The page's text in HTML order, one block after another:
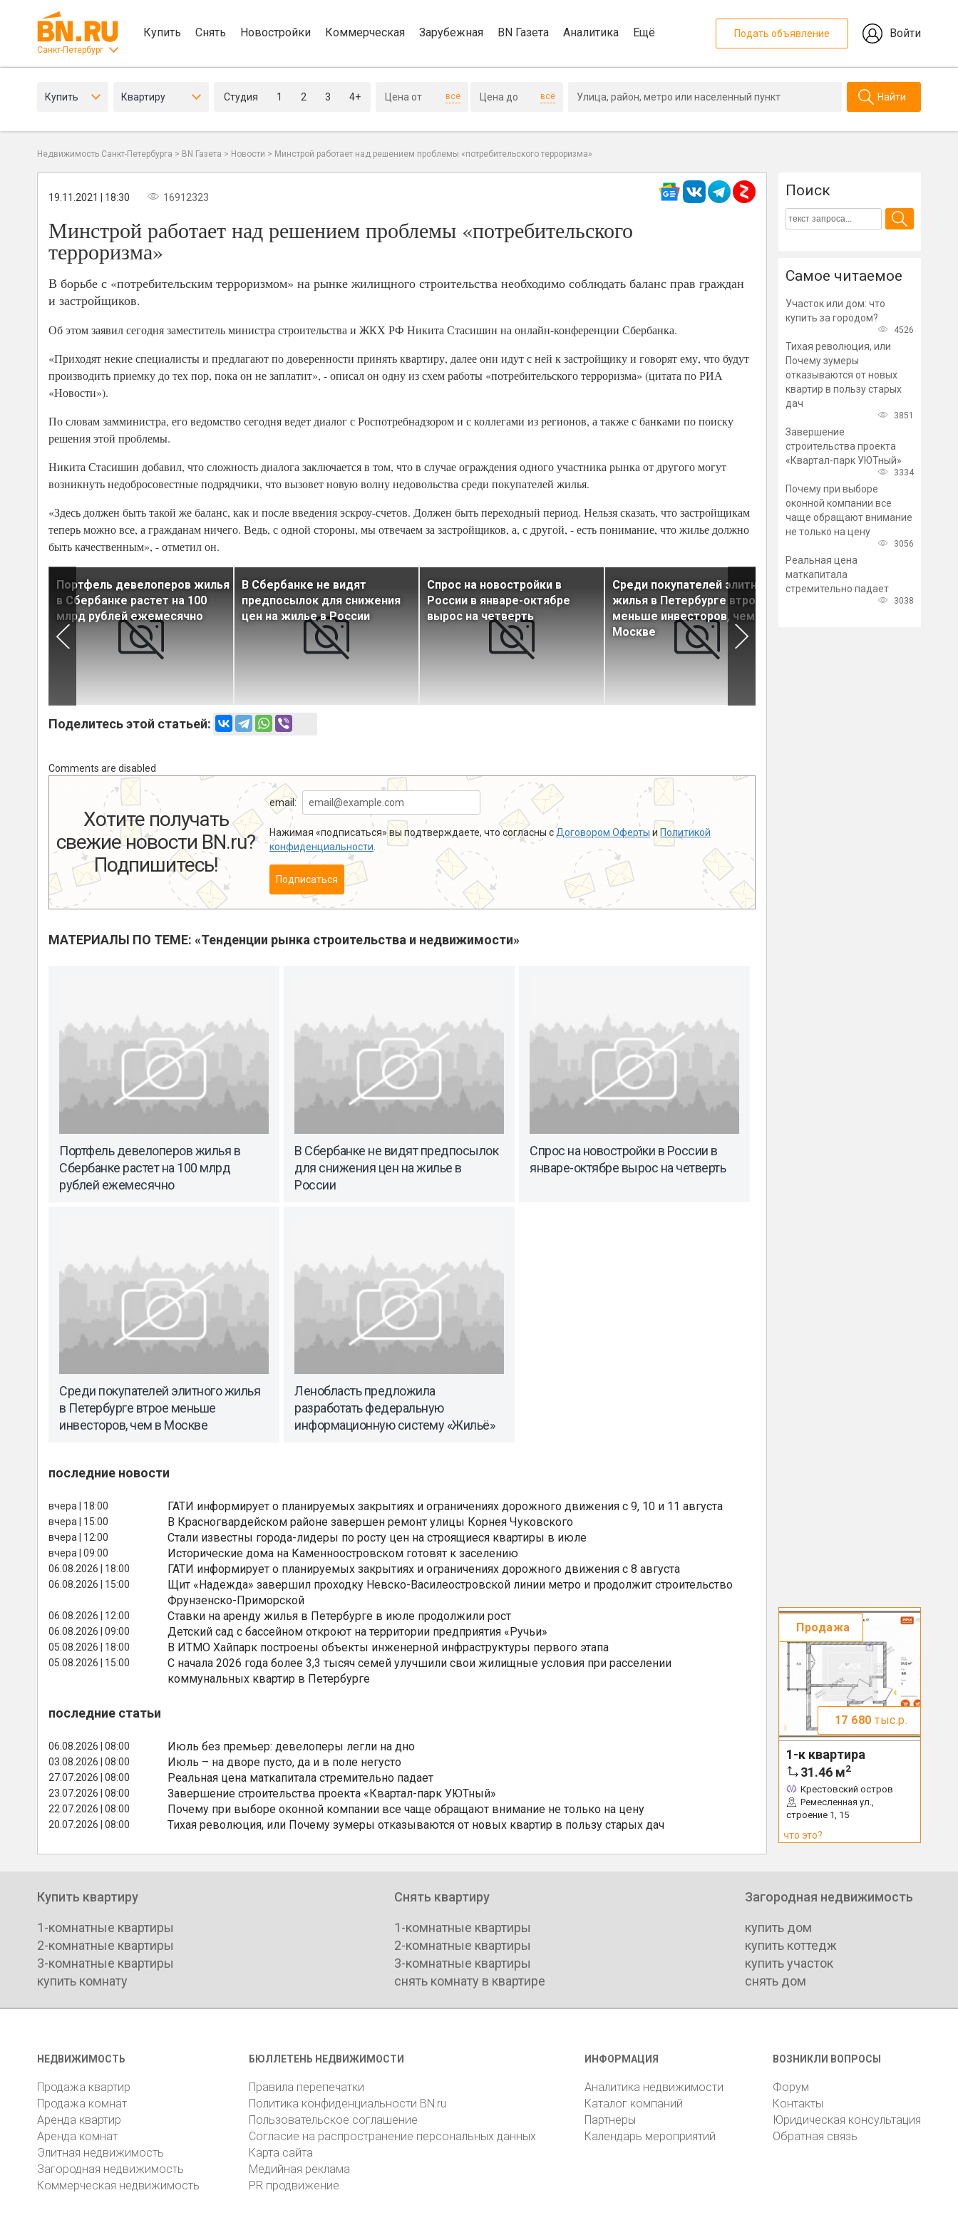
Санкт-Петербург
Купить Снять Новостройки Коммерческая Зарубежная BN Газета Аналитика Ещё Подать объявление Войти
Купить Квартиру Студия 1 2 3 4+ всё всё Найти
Недвижимость Санкт-Петербурга > BN Газета > Новости > Минстрой работает над решением проблемы «потребительского терроризма»
19.11.2021 | 18:30 16912323
Минстрой работает над решением проблемы «потребительского
терроризма»
В борьбе с «потребительским терроризмом» на рынке жилищного строительства необходимо соблюдать баланс прав граждан
и застройщиков.
Об этом заявил сегодня заместитель министра строительства и ЖКХ РФ Никита Стасишин на онлайн-конференции Сбербанка.
«Приходят некие специалисты и предлагают по доверенности принять квартиру, далее они идут с ней к застройщику и говорят ему, что будут
производить приемку до тех пор, пока он не заплатит», - описал он одну из схем работы «потребительского терроризма» (цитата по РИА
«Новости»).
По словам замминистра, его ведомство сегодня ведет диалог с Роспотребнадзором и с коллегами из регионов, а также с банками по поиску
решения этой проблемы.
Никита Стасишин добавил, что сложность диалога заключается в том, что в случае ограждения одного участника рынка от другого могут
возникнуть недобросовестные подрядчики, что вызовет новую волну недовольства среди покупателей жилья.
«Здесь должен быть такой же баланс, как и после введения эскроу-счетов. Должен быть переходный период. Нельзя сказать, что застройщикам
теперь можно все, а гражданам ничего. Ведь, с одной стороны, мы отвечаем за застройщиков, а, с другой, - есть понимание, что жилье должно
быть качественным», - отметил он.
Портфель девелоперов жилья
в Сбербанке растет на 100
млрд рублей ежемесячно
В Сбербанке не видят
предпосылок для снижения
цен на жилье в России
Спрос на новостройки в
России в январе-октябре
вырос на четверть
Среди покупателей элитного
жилья в Петербурге втрое
меньше инвесторов, чем в
Москве
Ленобласть предложила
разработать федеральную
Поделитесь этой статьей:
Comments are disabled
Хотите получать
свежие новости BN.ru?
Подпишитесь!
email:
Нажимая «подписаться» вы подтверждаете, что согласны с Договором Оферты и Политикой
конфиденциальности
Подписаться
МАТЕРИАЛЫ ПО ТЕМЕ: «Тенденции рынка строительства и недвижимости»
Портфель девелоперов жилья в
Сбербанке растет на 100 млрд
рублей ежемесячно
В Сбербанке не видят предпосылок
для снижения цен на жилье в
России
Спрос на новостройки в России в
январе-октябре вырос на четверть
Среди покупателей элитного жилья
в Петербурге втрое меньше
инвесторов, чем в Москве
Ленобласть предложила
разработать федеральную
информационную систему «Жильё»
последние новости
вчера | 18:00 ГАТИ информирует о планируемых закрытиях и ограничениях дорожного движения с 9, 10 и 11 августа
вчера | 15:00 В Красногвардейском районе завершен ремонт улицы Корнея Чуковского
вчера | 12:00 Стали известны города-лидеры по росту цен на строящиеся квартиры в июле
вчера | 09:00 Исторические дома на Каменноостровском готовят к заселению
06.08.2026 | 18:00 ГАТИ информирует о планируемых закрытиях и ограничениях дорожного движения с 8 августа
06.08.2026 | 15:00
Щит «Надежда» завершил проходку Невско-Василеостровской линии метро и продолжит строительство
Фрунзенско-Приморской
06.08.2026 | 12:00 Ставки на аренду жилья в Петербурге в июле продолжили рост
06.08.2026 | 09:00 Детский сад с бассейном откроют на территории предприятия «Ручьи»
05.08.2026 | 18:00 В ИТМО Хайпарк построены объекты инженерной инфраструктуры первого этапа
05.08.2026 | 15:00
С начала 2026 года более 3,3 тысяч семей улучшили свои жилищные условия при расселении
коммунальных квартир в Петербурге
последние статьи
06.08.2026 | 08:00 Июль без премьер: девелоперы легли на дно
03.08.2026 | 08:00 Июль – на дворе пусто, да и в поле негусто
27.07.2026 | 08:00 Реальная цена маткапитала стремительно падает
23.07.2026 | 08:00 Завершение строительства проекта «Квартал-парк УЮТный»
22.07.2026 | 08:00 Почему при выборе оконной компании все чаще обращают внимание не только на цену
20.07.2026 | 08:00 Тихая революция, или Почему зумеры отказываются от новых квартир в пользу старых дач
Поиск
Самое читаемое
Участок или дом: что
купить за городом?
4526
Тихая революция, или
Почему зумеры
отказываются от новых
квартир в пользу старых
дач
3851
Завершение
строительства проекта
«Квартал-парк УЮТный»
3334
Почему при выборе
оконной компании все
чаще обращают внимание
не только на цену
3056
Реальная цена
маткапитала
стремительно падает
3038
Продажа
17 680 тыс.р.
1-к квартира
31.46 м2
Крестовский остров
Ремесленная ул.,
строение 1, 15
что это?
Купить квартиру
1-комнатные квартиры
2-комнатные квартиры
3-комнатные квартиры
купить комнату
Снять квартиру
1-комнатные квартиры
2-комнатные квартиры
3-комнатные квартиры
снять комнату в квартире
Загородная недвижимость
купить дом
купить коттедж
купить участок
снять дом
НЕДВИЖИМОСТЬ
Продажа квартир
Продажа комнат
Аренда квартир
Аренда комнат
Элитная недвижимость
Загородная недвижимость
Коммерческая недвижимость
БЮЛЛЕТЕНЬ НЕДВИЖИМОСТИ
Правила перепечатки
Политика конфиденциальности BN.ru
Пользовательское соглашение
Согласие на распространение персональных данных
Карта сайта
Медийная реклама
PR продвижение
ИНФОРМАЦИЯ
Аналитика недвижимости
Каталог компаний
Партнеры
Календарь мероприятий
ВОЗНИКЛИ ВОПРОСЫ
Форум
Контакты
Юридическая консультация
Обратная связь